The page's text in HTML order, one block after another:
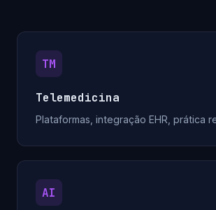
TM
Telemedicina
Plataformas, integração EHR, prática
AI